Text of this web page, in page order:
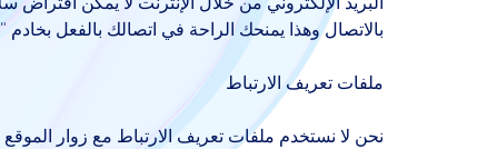
بالاتصال وهذا يمنحك الراحة في اتصالك بالفعل
ملفات تعريف الارتباط
نحن لا نستخدم ملفات تعريف الارتباط مع زوار